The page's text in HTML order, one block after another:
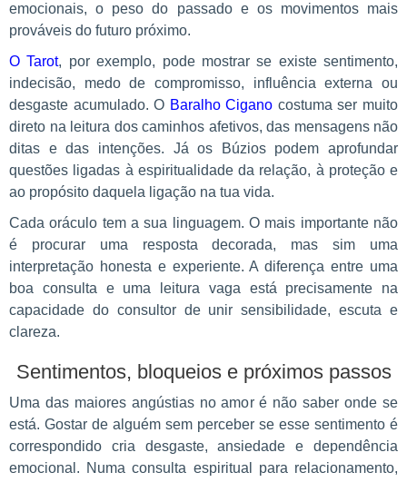
emocionais, o peso do passado e os movimentos mais
prováveis do futuro próximo.
O Tarot, por exemplo, pode mostrar se existe sentimento,
indecisão, medo de compromisso, influência externa ou
desgaste acumulado. O Baralho Cigano costuma ser muito
direto na leitura dos caminhos afetivos, das mensagens não
ditas e das intenções. Já os Búzios podem aprofundar
questões ligadas à espiritualidade da relação, à proteção e
ao propósito daquela ligação na tua vida.
Cada oráculo tem a sua linguagem. O mais importante não
é procurar uma resposta decorada, mas sim uma
interpretação honesta e experiente. A diferença entre uma
boa consulta e uma leitura vaga está precisamente na
capacidade do consultor de unir sensibilidade, escuta e
clareza.
Sentimentos, bloqueios e próximos passos
Uma das maiores angústias no amor é não saber onde se
está. Gostar de alguém sem perceber se esse sentimento é
correspondido cria desgaste, ansiedade e dependência
emocional. Numa consulta espiritual para relacionamento,